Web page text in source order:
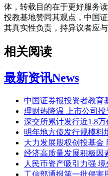
体，转载目的在于更好服务
投教基地赞同其观点，中国
其真实性负责，持异议者应
相关阅读
最新资讯News
中国证券报投资者教育
理财热降温 上市公司投
深交所累计发行近1.8
明年地方债发行规模料
大力发展股权创投基金
经济高质量发展积极因
人民币资产吸引力强
工信部通报第一批侵害